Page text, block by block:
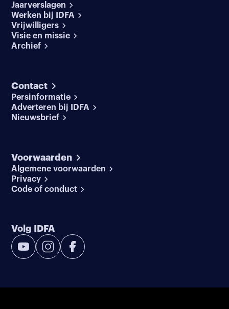
Jaarverslagen
Werken bij IDFA
Vrijwilligers
Visie en missie
Archief
Contact
Persinformatie
Adverteren bij IDFA
Nieuwsbrief
Voorwaarden
Algemene voorwaarden
Privacy
Code of conduct
Volg IDFA